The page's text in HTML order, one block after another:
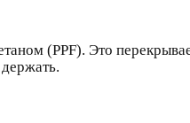
(PPF). Это